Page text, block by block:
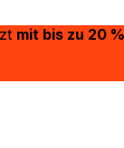
mit bis zu 20 %